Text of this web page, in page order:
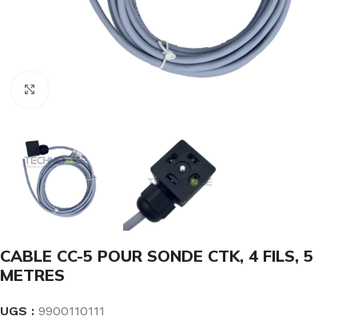
CABLE CC-5 POUR SONDE CTK, 4 FILS, 5
METRES
UGS : 9900110111